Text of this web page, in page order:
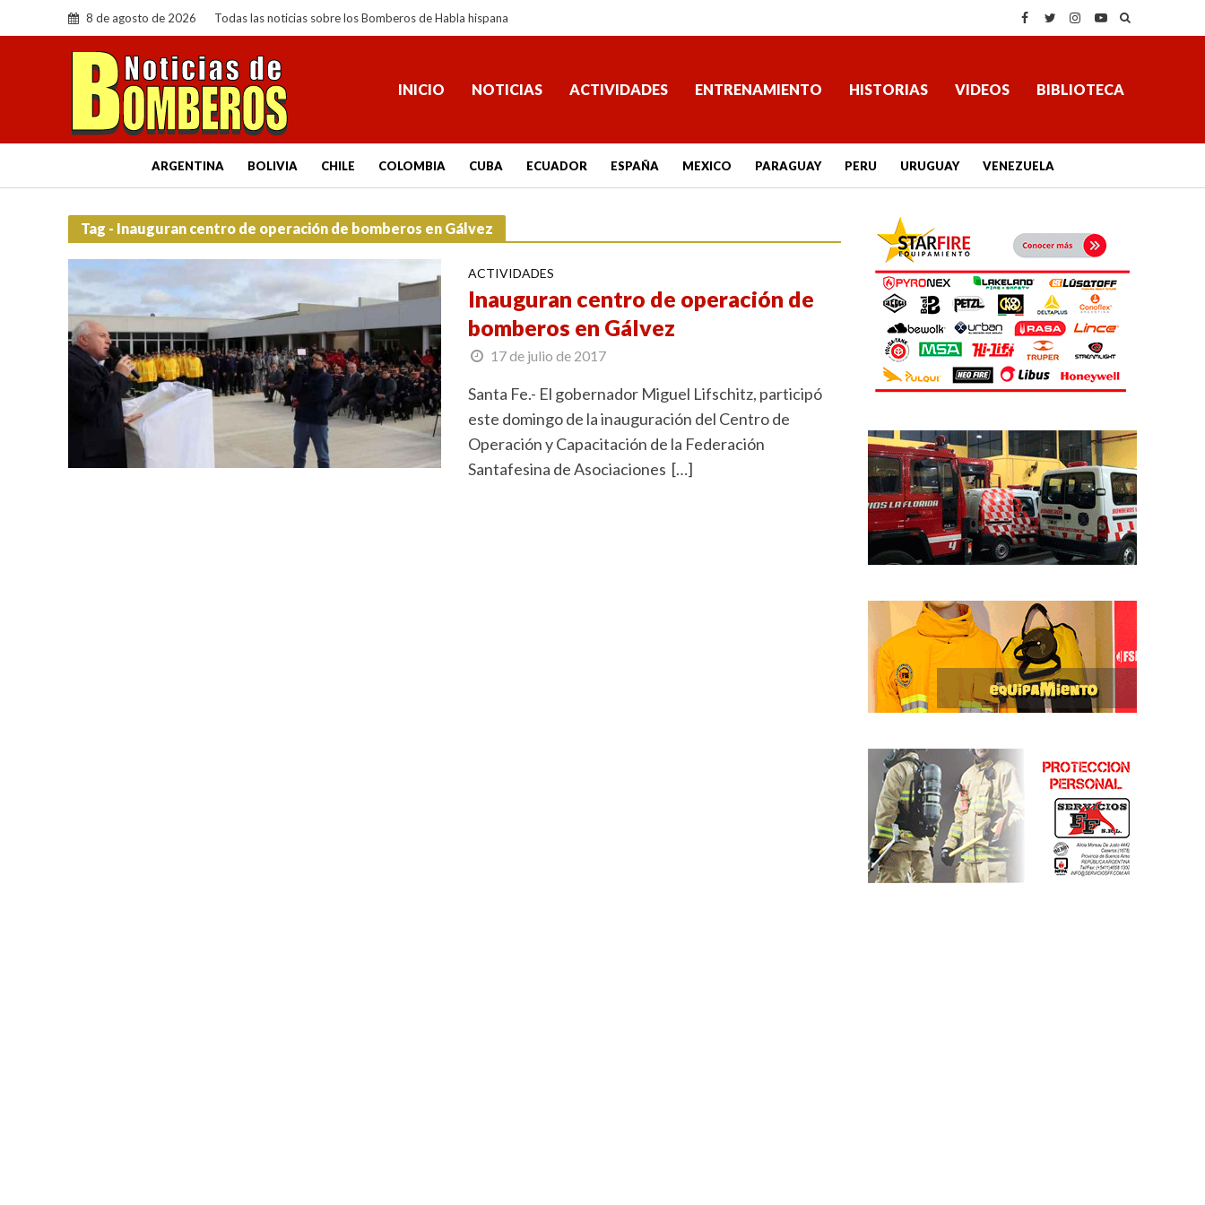
8 de agosto de 2026 Todas las noticias sobre los Bomberos de Habla hispana
INICIO NOTICIAS ACTIVIDADES ENTRENAMIENTO HISTORIAS VIDEOS BIBLIOTECA
ARGENTINA BOLIVIA CHILE COLOMBIA CUBA ECUADOR ESPAÑA MEXICO PARAGUAY PERU URUGUAY VENEZUELA
Tag - Inauguran centro de operación de bomberos en Gálvez
ACTIVIDADES
Inauguran centro de operación de
bomberos en Gálvez
17 de julio de 2017
Santa Fe.- El gobernador Miguel Lifschitz, participó
este domingo de la inauguración del Centro de
Operación y Capacitación de la Federación
Santafesina de Asociaciones […]